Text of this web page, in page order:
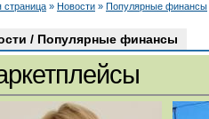
страница » Новости » Популярные финансы
/ Популярные финансы